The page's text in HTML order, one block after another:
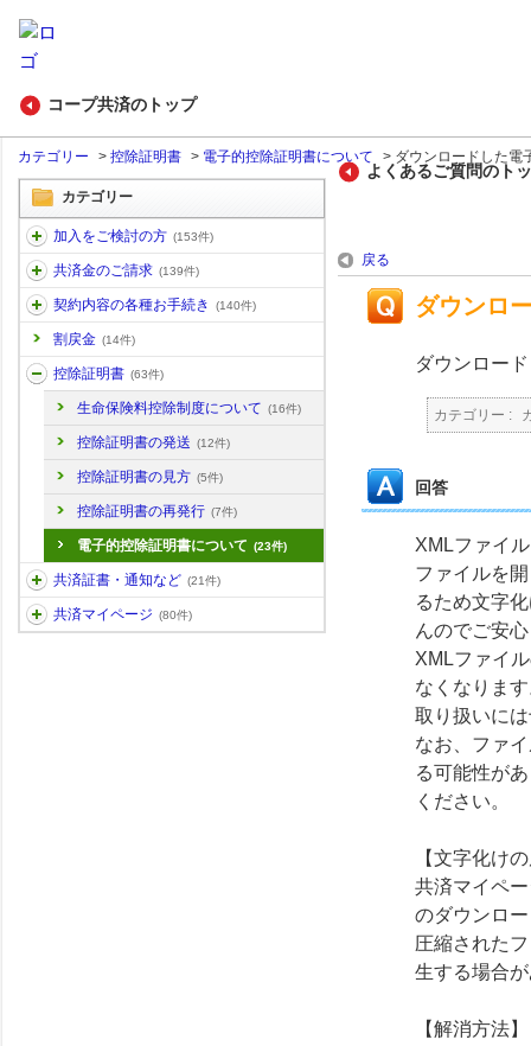
コープ共済のトップ
カテゴリー > 控除証明書 > 電子的控除証明書について > ダウンロードした電
カテゴリー
加入をご検討の方 (153件)
共済金のご請求 (139件)
契約内容の各種お手続き (140件)
割戻金 (14件)
控除証明書 (63件)
生命保険料控除制度について (16件)
控除証明書の発送 (12件)
控除証明書の見方 (5件)
控除証明書の再発行 (7件)
電子的控除証明書について (23件)
共済証書・通知など (21件)
共済マイページ (80件)
よくあるご質問のト
戻る
ダウンロ
ダウンロー
カテゴリー :
回答
XMLファイ
ファイルを
るため文字
んのでご安
XMLファイ
なくなりま
取り扱いに
なお、ファ
る可能性が
ください。
【文字化け
共済マイペ
のダウンロ
圧縮された
生する場合
【解消方法】